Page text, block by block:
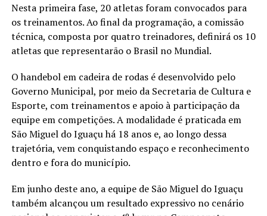
Nesta primeira fase, 20 atletas foram convocados para
os treinamentos. Ao final da programação, a comissão
técnica, composta por quatro treinadores, definirá os 10
atletas que representarão o Brasil no Mundial.
O handebol em cadeira de rodas é desenvolvido pelo
Governo Municipal, por meio da Secretaria de Cultura e
Esporte, com treinamentos e apoio à participação da
equipe em competições. A modalidade é praticada em
São Miguel do Iguaçu há 18 anos e, ao longo dessa
trajetória, vem conquistando espaço e reconhecimento
dentro e fora do município.
Em junho deste ano, a equipe de São Miguel do Iguaçu
também alcançou um resultado expressivo no cenário